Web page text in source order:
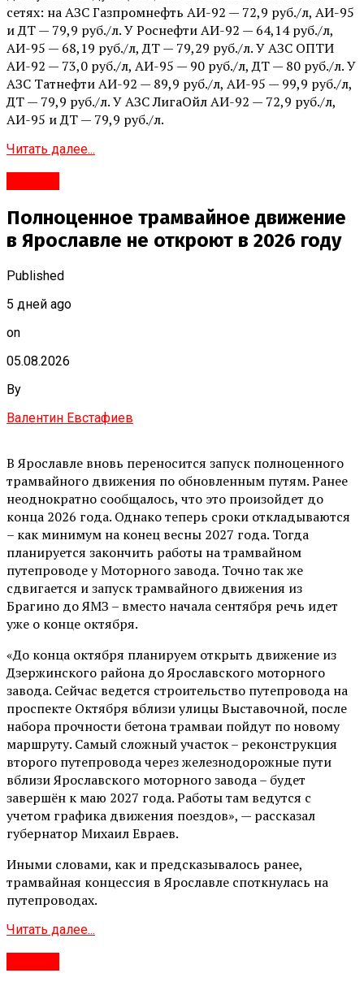
сетях: на АЗС Газпромнефть АИ-92 — 72,9 руб./л, АИ-95
и ДТ — 79,9 руб./л. У Роснефти АИ-92 — 64,14 руб./л,
АИ-95 — 68,19 руб./л, ДТ — 79,29 руб./л. У АЗС ОПТИ
АИ-92 — 73,0 руб./л, АИ-95 — 90 руб./л, ДТ — 80 руб./л. У
АЗС Татнефти АИ-92 — 89,9 руб./л, АИ-95 — 99,9 руб./л,
ДТ — 79,9 руб./л. У АЗС ЛигаОйл АИ-92 — 72,9 руб./л,
АИ-95 и ДТ — 79,9 руб./л.
Читать далее...
Полноценное трамвайное движение
в Ярославле не откроют в 2026 году
Published
5 дней ago
on
05.08.2026
By
Валентин Евстафиев
В Ярославле вновь переносится запуск полноценного
трамвайного движения по обновленным путям. Ранее
неоднократно сообщалось, что это произойдет до
конца 2026 года. Однако теперь сроки откладываются
– как минимум на конец весны 2027 года. Тогда
планируется закончить работы на трамвайном
путепроводе у Моторного завода. Точно так же
сдвигается и запуск трамвайного движения из
Брагино до ЯМЗ – вместо начала сентября речь идет
уже о конце октября.
«До конца октября планируем открыть движение из
Дзержинского района до Ярославского моторного
завода. Сейчас ведется строительство путепровода на
проспекте Октября вблизи улицы Выставочной, после
набора прочности бетона трамваи пойдут по новому
маршруту. Самый сложный участок – реконструкция
второго путепровода через железнодорожные пути
вблизи Ярославского моторного завода – будет
завершён к маю 2027 года. Работы там ведутся с
учетом графика движения поездов», — рассказал
губернатор Михаил Евраев.
Иными словами, как и предсказывалось ранее,
трамвайная концессия в Ярославле споткнулась на
путепроводах.
Читать далее...